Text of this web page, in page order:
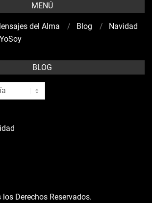
MENÚ
del Alma Blog
Navidad
YoSoy
BLOG
los Derechos Reservados.